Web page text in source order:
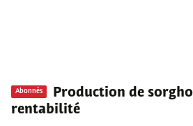
Abonnés Production de sorgho
rentabilité